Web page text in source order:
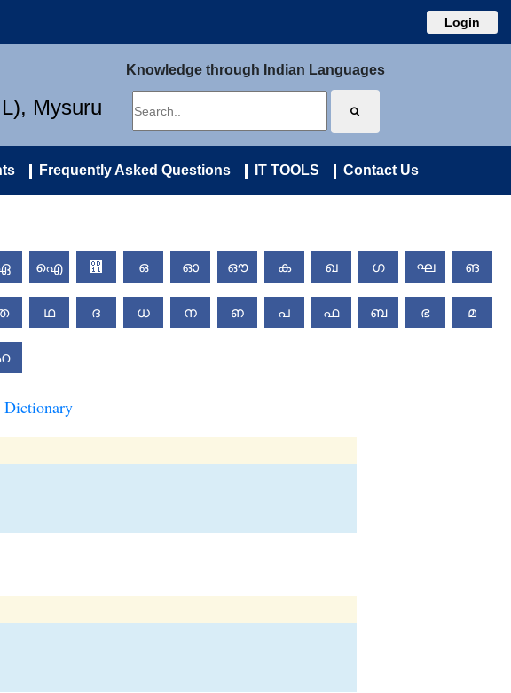
Login
Mysuru
Knowledge through Indian Languages
Frequently Asked Questions IT TOOLS Contact Us
ഐ ഑ ഒ ഓ ഔ ക ഖ ഗ ഘ ങ
ഥ ദ ധ ന ഩ പ ഫ ബ ഭ മ
Dictionary